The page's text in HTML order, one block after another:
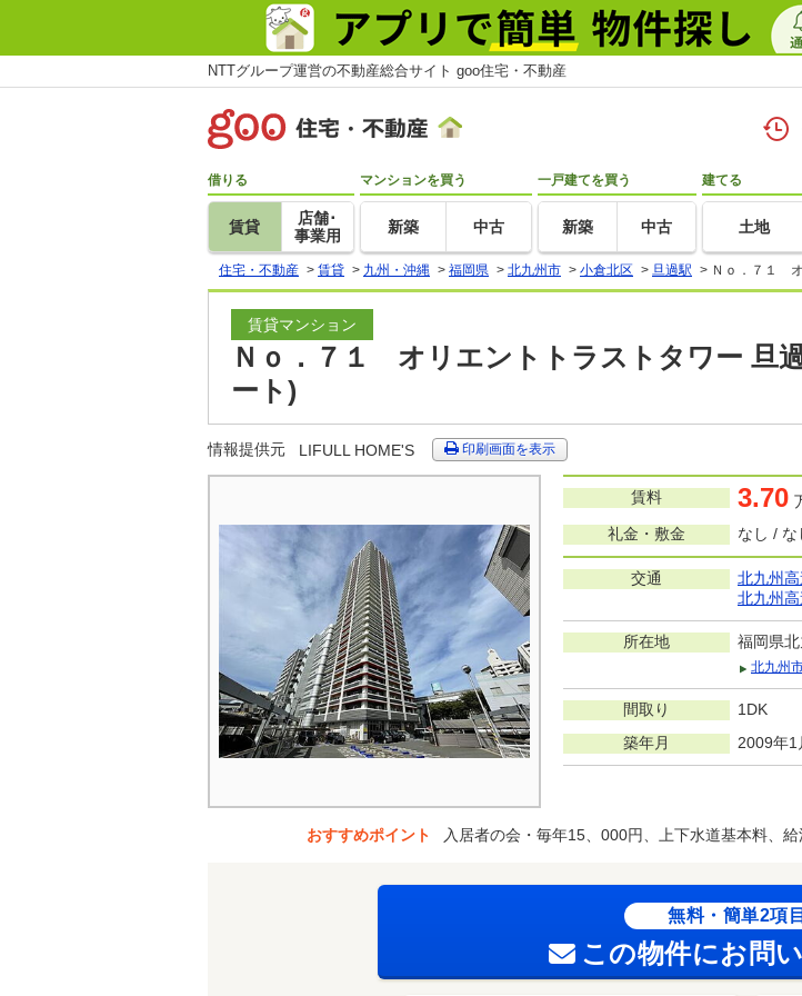
NTTグループ運営の不動産総合サイト goo住宅・不動産
借りる
賃貸
店舗･
事業用
マンションを買う
新築 中古
一戸建てを買う
新築 中古
建てる
土地
住宅・不動産 > 賃貸 > 九州・沖縄 > 福岡県 > 北九州市 > 小倉北区 > 旦過駅 > Ｎｏ．７１
賃貸マンション
Ｎｏ．７１ オリエントトラストタワー 旦
ート)
情報提供元 LIFULL HOME'S 印刷画面を表示
賃料 3.70
礼金・敷金
なし / な
交通 北九州
北九州
所在地 福岡県
北九州
間取り 1DK
築年月 2009年1
おすすめポイント 入居者の会・毎年15、000円、上下水道基本料、
無料・簡単2項
この物件にお問